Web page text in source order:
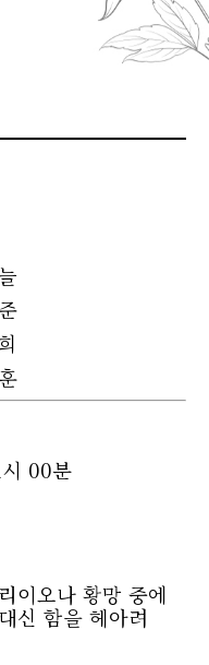
00분
이오나 황망 중에
신 함을 헤아려